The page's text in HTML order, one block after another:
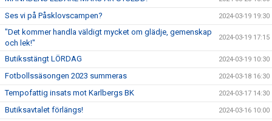
Ses vi på Påsklovscampen? 2024-03-19 19:30
"Det kommer handla väldigt mycket om glädje, gemenskap
och lek!"
2024-03-19 17:15
Butiksstängt LÖRDAG 2024-03-19 10:30
Fotbollssäsongen 2023 summeras 2024-03-18 16:30
Tempofattig insats mot Karlbergs BK 2024-03-17 14:30
Butiksavtalet förlängs! 2024-03-16 10:00